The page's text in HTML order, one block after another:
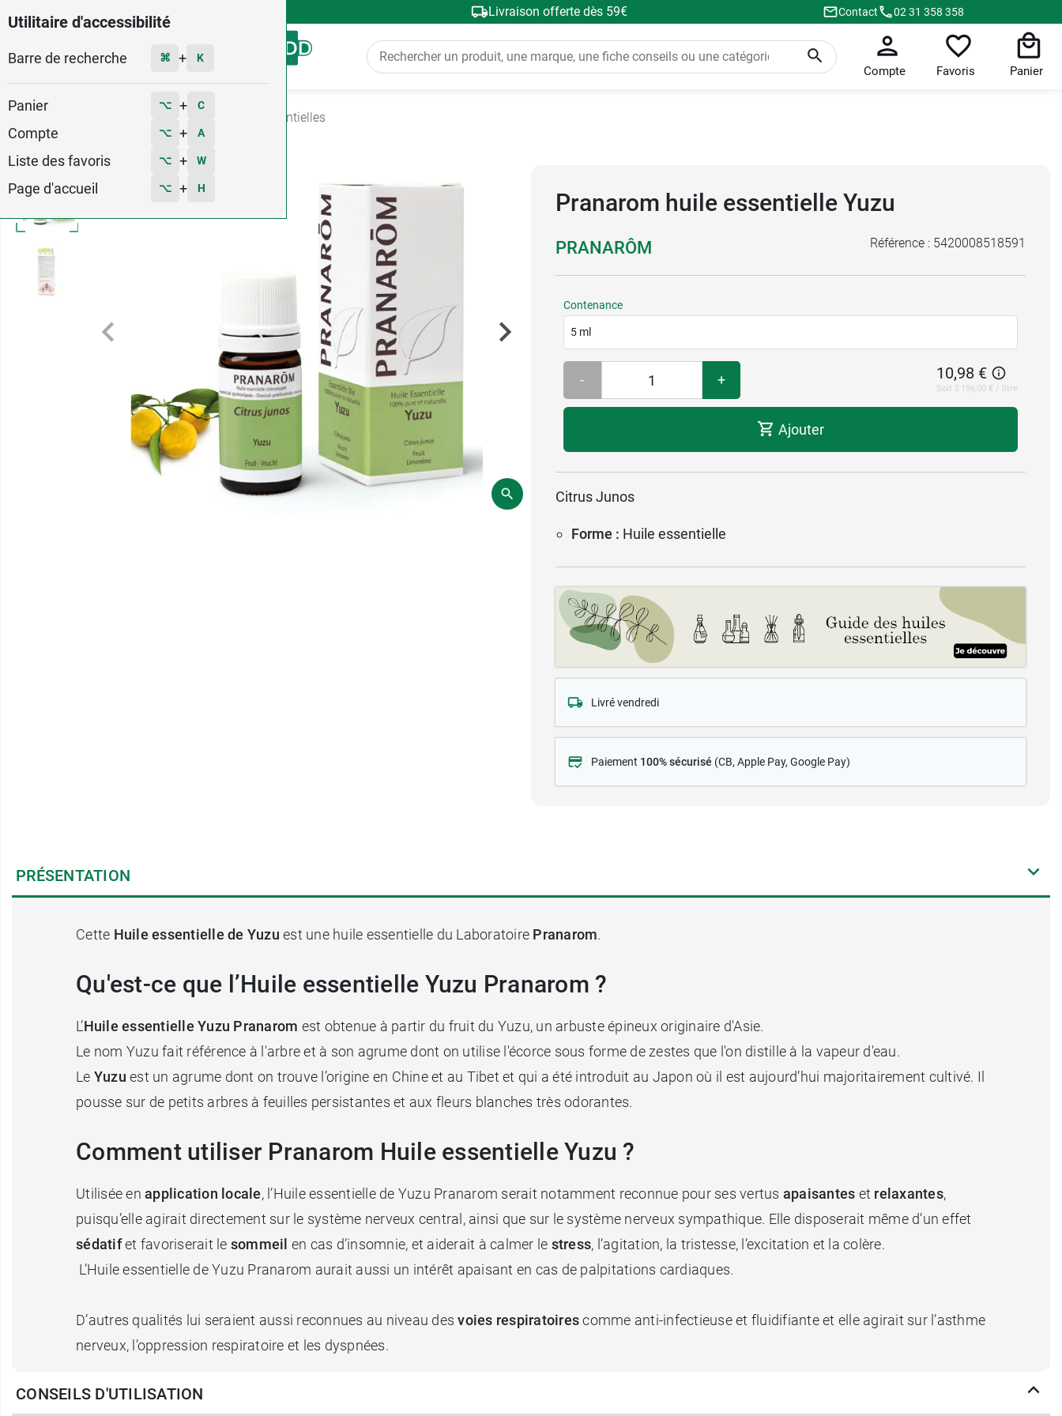
Utilitaire d'accessibilité
Barre de recherche ⌘ + K
Panier ⌥ + C
Compte ⌥ + A
Liste des favoris ⌥ + W
Page d'accueil ⌥ + H
Livraison offerte dès 59€ Contact 02 31 358 358
Menu
Compte Favoris Panier
Huiles essentielles
Pranarom huile essentielle Yuzu
PRANARÔM Référence : 5420008518591
Contenance
5 ml
- + 10,98 €
Soit 2 196,00 € / litre
Ajouter
Citrus Junos
Forme : Huile essentielle
Livré vendredi
Paiement 100% sécurisé (CB, Apple Pay, Google Pay)
PRÉSENTATION
Cette Huile essentielle de Yuzu est une huile essentielle du Laboratoire Pranarom.
Qu'est-ce que l’Huile essentielle Yuzu Pranarom ?
L’Huile essentielle Yuzu Pranarom est obtenue à partir du fruit du Yuzu, un arbuste épineux originaire d'Asie.
Le nom Yuzu fait référence à l'arbre et à son agrume dont on utilise l'écorce sous forme de zestes que l'on distille à la vapeur d'eau.
Le Yuzu est un agrume dont on trouve l’origine en Chine et au Tibet et qui a été introduit au Japon où il est aujourd’hui majoritairement cultivé. Il
pousse sur de petits arbres à feuilles persistantes et aux fleurs blanches très odorantes.
Comment utiliser Pranarom Huile essentielle Yuzu ?
Utilisée en application locale, l’Huile essentielle de Yuzu Pranarom serait notamment reconnue pour ses vertus apaisantes et relaxantes,
puisqu’elle agirait directement sur le système nerveux central, ainsi que sur le système nerveux sympathique. Elle disposerait même d’un effet
sédatifet favoriserait le sommeil en cas d’insomnie, et aiderait à calmer le stress, l’agitation, la tristesse, l’excitation et la colère.
L’Huile essentielle de Yuzu Pranarom aurait aussi un intérêt apaisant en cas de palpitations cardiaques.
D’autres qualités lui seraient aussi reconnues au niveau desvoies respiratoirescomme anti-infectieuse et fluidifiante et elle agirait sur l’asthme
nerveux, l’oppression respiratoire et les dyspnées.
On lui attribuerait également des
CONSEILS D'UTILISATION